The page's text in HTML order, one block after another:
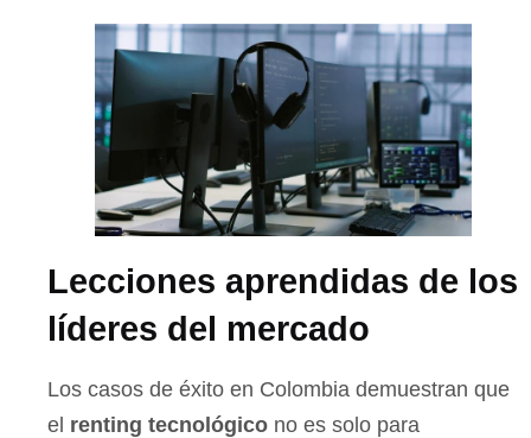
Lecciones aprendidas de los
líderes del mercado
Los casos de éxito en Colombia demuestran que
el renting tecnológico no es solo para